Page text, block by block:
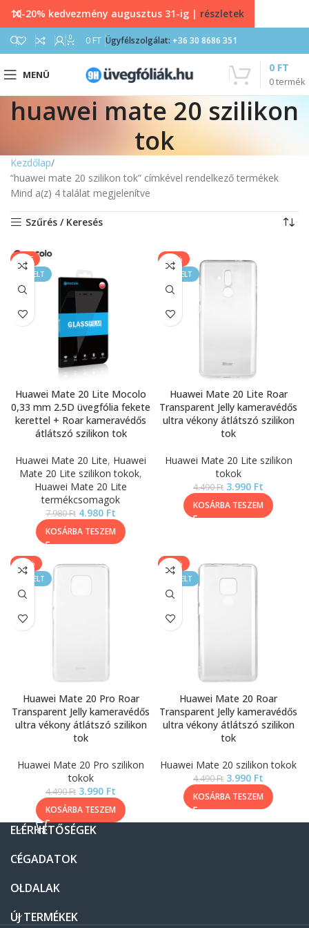
0 0 FT Ügyfélszolgálat: +36 30 8686 351
MENÜ
0termék
0 FT
huawei mate 20 szilikon
tok
Kezdőlap
“huawei mate 20 szilikon tok” címkével rendelkező termékek
Mind a(z) 4 találat megjelenítve
Szűrés / Keresés
SALE
KIEMELT
Huawei Mate 20 Lite Mocolo
0,33 mm 2.5D üvegfólia fekete
kerettel + Roar kameravédős
átlátszó szilikon tok
Huawei Mate 20 Lite, Huawei
Mate 20 Lite szilikon tokok,
Huawei Mate 20 Lite
termékcsomagok
7.980Ft 4.980 Ft
KOSÁRBA TESZEM
-11%
KIEMELT
Huawei Mate 20 Lite Roar
Transparent Jelly kameravédős
ultra vékony átlátszó szilikon
tok
Huawei Mate 20 Lite szilikon
tokok
4.490Ft 3.990 Ft
KOSÁRBA TESZEM
-11%
KIEMELT
Huawei Mate 20 Pro Roar
Transparent Jelly kameravédős
ultra vékony átlátszó szilikon
tok
Huawei Mate 20 Pro szilikon
tokok
4.490Ft 3.990 Ft
KOSÁRBA TESZEM
-11%
KIEMELT
Huawei Mate 20 Roar
Transparent Jelly kameravédős
ultra vékony átlátszó szilikon
tok
Huawei Mate 20 szilikon tokok
4.490Ft 3.990 Ft
KOSÁRBA TESZEM
ELÉRHETŐSÉGEK
CÉGADATOK
OLDALAK
ÚJ TERMÉKEK
10-20% kedvezmény augusztus 31-ig | részletek